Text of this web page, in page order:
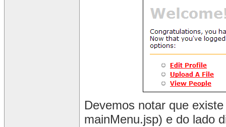
Devemos notar que
mainMenu.jsp) e do lado